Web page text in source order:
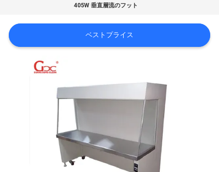
て
405W 垂直層流のフット
ベストプライス